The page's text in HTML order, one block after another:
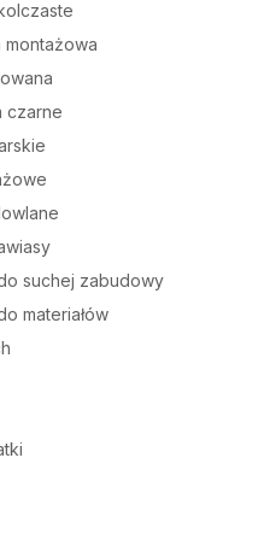
montażowa
czarne
suchej zabudowy
materiałów